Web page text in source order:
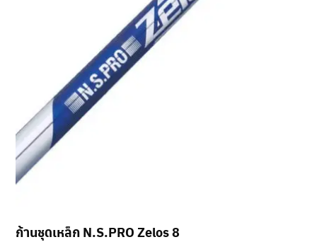
ก้านชุดเหล็ก N.S.PRO Zelos 8